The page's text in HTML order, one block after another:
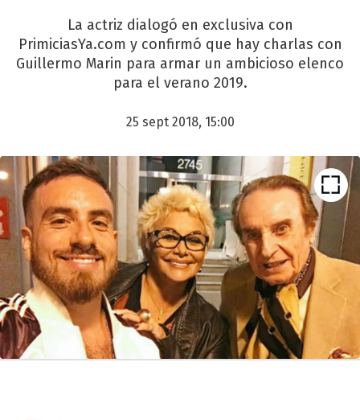
La actriz dialogó en exclusiva con
PrimiciasYa.com y confirmó que hay charlas con
Guillermo Marin para armar un ambicioso elenco
para el verano 2019.
25 sept 2018, 15:00